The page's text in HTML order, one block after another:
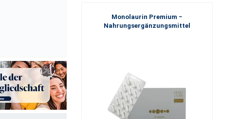
Monolaurin Premium −
Nahrungsergänzungsmittel